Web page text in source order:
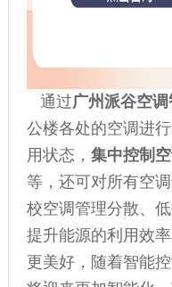
通过广州派谷空
公楼各处的空调进
用状态， 集中控制
等，还可对所有空
校空调管理分散、
提升能源的利用效
更美好，随着智能